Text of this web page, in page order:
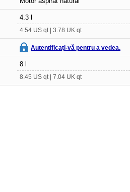
4.3 l
4.54 US qt | 3.78 UK qt
Autentificați-vă pentru a vedea.
8 l
8.45 US qt | 7.04 UK qt